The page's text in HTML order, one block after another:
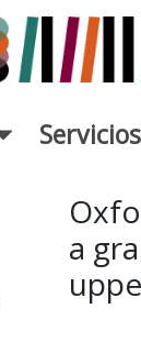
Servicios
a